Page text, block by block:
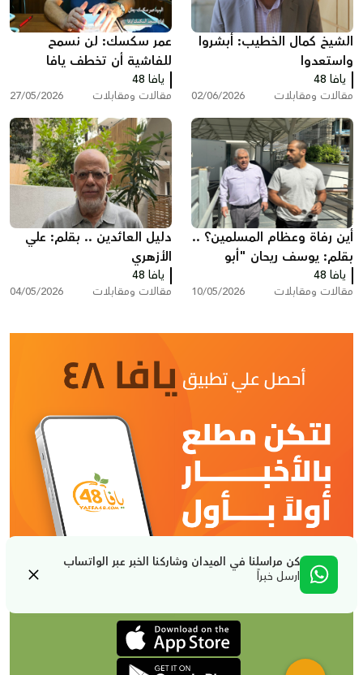
كن مراسلنا في الميدان وشاركنا الخبر عبر الواتساب
ارسل خبراً
الشيخ كمال الخطيب: أبشروا
واستعدوا
يافا 48
مقالات ومقابلات 02/06/2026
عمر سكسك: لن نسمح
للفاشية أن تخطف يافا
وأحلام أولادنا
يافا 48
مقالات ومقابلات 27/05/2026
أين رفاة وعظام المسلمين؟ ..
بقلم: يوسف ريحان "أبو
حسام"
يافا 48
مقالات ومقابلات 10/05/2026
دليل العائدين .. بقلم: علي
الأزهري
يافا 48
مقالات ومقابلات 04/05/2026